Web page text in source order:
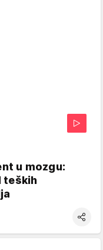
u mozgu:
teških